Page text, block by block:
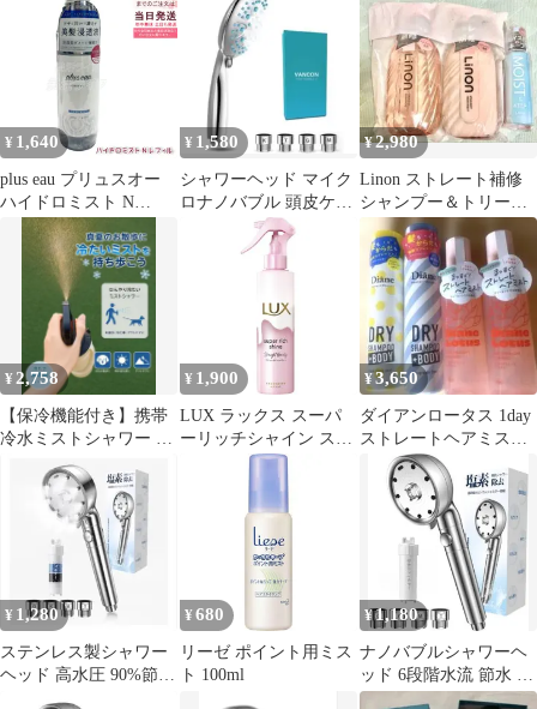
導入美容液 ダメージ補
修 ヘアトリートメント
ブースターミスト ヘア
ウォーター
¥ 1,640
plus eau プリュスオー
ハイドロミスト N
200ml 詰替え 美髪浸透
液 髪の導入美容液 ダメ
ージ補修 ヘアトリート
メント ブースターミス
¥ 1,580
シャワーヘッド マイク
ロナノバブル 頭皮ケア
ファインバブル 美肌 保
¥2,980
Linon ストレート補修
シャンプー＆トリート
メントセット
¥ 2,758
【保冷機能付き】携帯
冷水ミストシャワー 熱
中症対策 犬の散歩 冷却
グッズ
¥ 1,900
LUX ラックス スーパ
ーリッチシャイン スト
レートビューティー と
ろとろうねりケアヘア
ミスト 本体 180ml
¥3,650
ダイアンロータス 1day
ストレートヘアミスト
＋ドライシャンプー
４点セット
¥ 1,280
ステンレス製シャワー
ヘッド 高水圧 90%節水
マイクロナノバブル 塩
¥ 680
リーゼ ポイント用ミス
ト 100ml
¥1,180
ナノバブルシャワーヘ
ッド 6段階水流 節水 塩
素除去 バスグッズ